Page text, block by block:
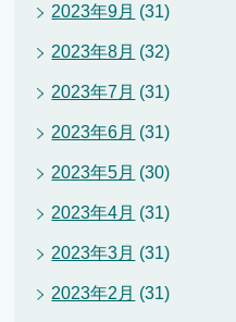
2023年9月 (31)
2023年8月 (32)
2023年7月 (31)
2023年6月 (31)
2023年5月 (30)
2023年4月 (31)
2023年3月 (31)
2023年2月 (31)